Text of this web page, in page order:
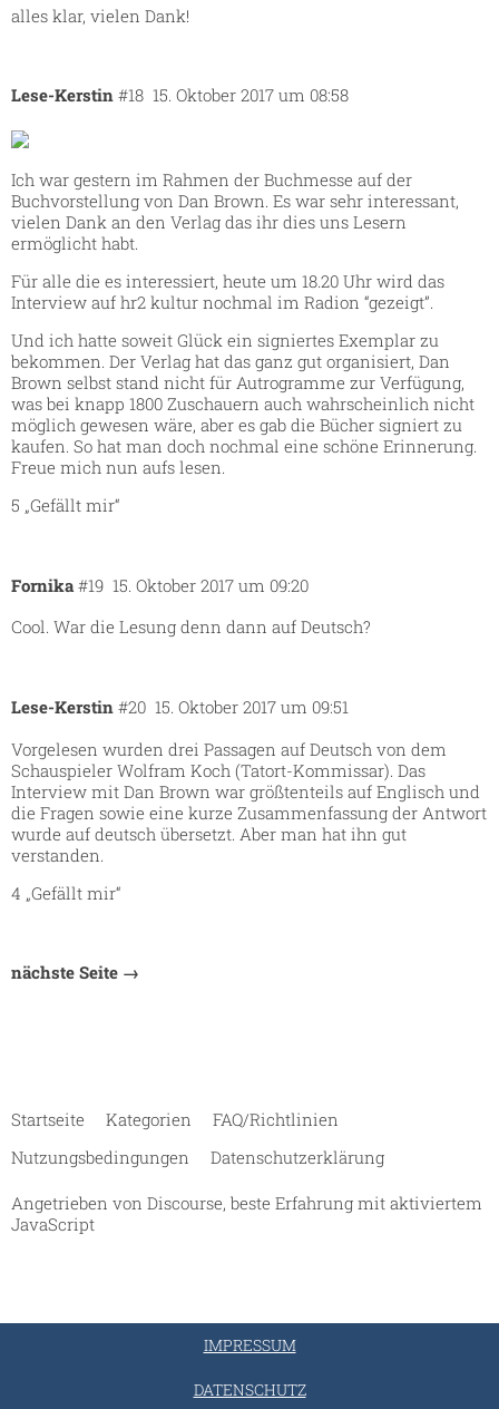
alles klar, vielen Dank!
Lese-Kerstin 15. Oktober 2017 um 08:58
#18
Ich war gestern im Rahmen der Buchmesse auf der
Buchvorstellung von Dan Brown. Es war sehr interessant,
vielen Dank an den Verlag das ihr dies uns Lesern
ermöglicht habt.
Für alle die es interessiert, heute um 18.20 Uhr wird das
Interview auf hr2 kultur nochmal im Radion “gezeigt”.
Und ich hatte soweit Glück ein signiertes Exemplar zu
bekommen. Der Verlag hat das ganz gut organisiert, Dan
Brown selbst stand nicht für Autrogramme zur Verfügung,
was bei knapp 1800 Zuschauern auch wahrscheinlich nicht
möglich gewesen wäre, aber es gab die Bücher signiert zu
kaufen. So hat man doch nochmal eine schöne Erinnerung.
Freue mich nun aufs lesen.
5 „Gefällt mir“
Fornika 15. Oktober 2017 um 09:20
#19
Cool. War die Lesung denn dann auf Deutsch?
Lese-Kerstin 15. Oktober 2017 um 09:51
#20
Vorgelesen wurden drei Passagen auf Deutsch von dem
Schauspieler Wolfram Koch (Tatort-Kommissar). Das
Interview mit Dan Brown war größtenteils auf Englisch und
die Fragen sowie eine kurze Zusammenfassung der Antwort
wurde auf deutsch übersetzt. Aber man hat ihn gut
verstanden.
4 „Gefällt mir“
nächste Seite →
Startseite Kategorien
FAQ/Richtlinien
Nutzungsbedingungen
Datenschutzerklärung
Angetrieben von Discourse, beste Erfahrung mit aktiviertem
JavaScript
IMPRESSUM
DATENSCHUTZ